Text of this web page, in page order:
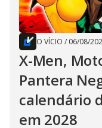
O VÍCIO / 06/08/
X-Men,
Pantera
calendário
em 2028